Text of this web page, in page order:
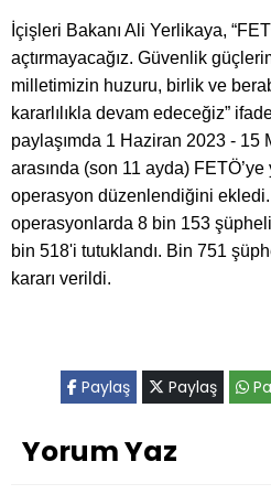
İçişleri Bakanı Ali Yerlikaya,
açtırmayacağız. Güvenlik
milletimizin huzuru, birlik ve
kararlılıkla devam edeceğiz”
paylaşımda 1 Haziran 2023 - 15
arasında (son 11 ayda)
operasyon düzenlendiğini
operasyonlarda 8 bin 153
bin 518'i tutuklandı. Bin 751
kararı verildi.
Paylaş Paylaş
Yorum Yaz